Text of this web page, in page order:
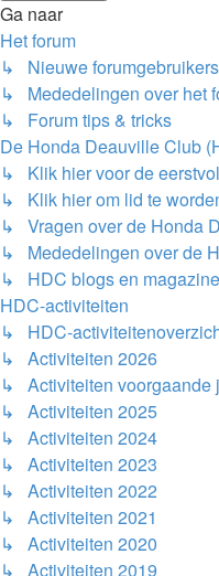
Ga naar
Het forum
↳ Nieuwe forumgebruikers
↳ Mededelingen over het
↳ Forum tips & tricks
De Honda Deauville Club
↳ Klik hier voor de
↳ Klik hier om lid te
↳ Vragen over de Honda
↳ Mededelingen over de
↳ HDC blogs en
HDC-activiteiten
↳ HDC-
↳ Activiteiten 2026
↳ Activiteiten voorgaande
↳ Activiteiten 2025
↳ Activiteiten 2024
↳ Activiteiten 2023
↳ Activiteiten 2022
↳ Activiteiten 2021
↳ Activiteiten 2020
↳ Activiteiten 2019